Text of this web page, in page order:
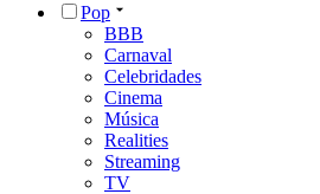
Pop
BBB
Carnaval
Celebridades
Cinema
Música
Realities
Streaming
TV